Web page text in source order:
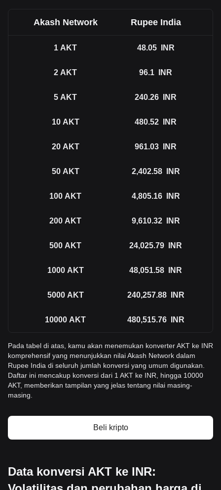
Akash Network Rupee India
1 AKT 48.05 INR
2 AKT 96.1 INR
5 AKT 240.26 INR
10 AKT 480.52 INR
20 AKT 961.03 INR
50 AKT 2,402.58 INR
100 AKT 4,805.16 INR
200 AKT 9,610.32 INR
500 AKT 24,025.79 INR
1000 AKT 48,051.58 INR
5000 AKT 240,257.88 INR
10000 AKT 480,515.76 INR
Pada tabel di atas, kamu akan menemukan konverter AKT ke INR
komprehensif yang menunjukkan nilai Akash Network dalam
Rupee India di seluruh jumlah konversi yang umum digunakan.
Daftar ini mencakup konversi dari 1 AKT ke INR, hingga 10000
AKT, memberikan tampilan yang jelas tentang nilai masing-
masing.
Beli kripto
Data konversi AKT ke INR: